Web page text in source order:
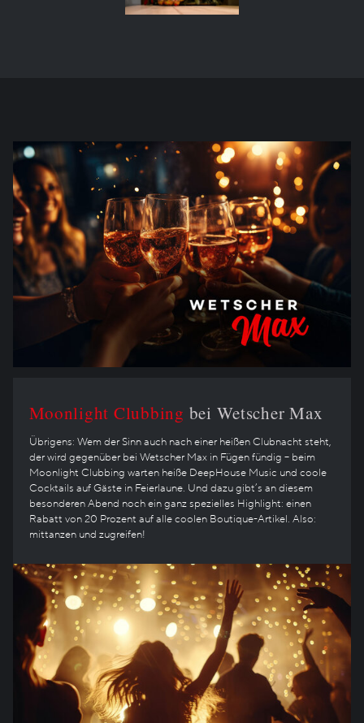
Moonlight Clubbing bei Wetscher Max
Übrigens: Wem der Sinn auch nach einer heißen Clubnacht steht,
der wird gegenüber bei Wetscher Max in Fügen fündig – beim
Moonlight Clubbing warten heiße DeepHouse Music und coole
Cocktails auf Gäste in Feierlaune. Und dazu gibt’s an diesem
besonderen Abend noch ein ganz spezielles Highlight: einen
Rabatt von 20 Prozent auf alle coolen Boutique-Artikel. Also:
mittanzen und zugreifen!